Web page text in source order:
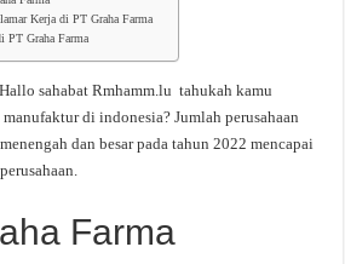
Kerja di PT Graha Farma
PT Graha Farma
sahabat Rmhamm.lu tahukah kamu
di indonesia? Jumlah perusahaan
dan besar pada tahun 2022 mencapai
Farma